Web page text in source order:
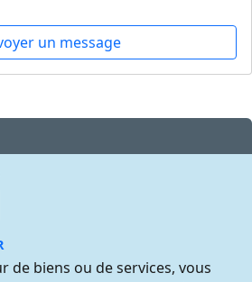
un message
de biens ou de services, vous